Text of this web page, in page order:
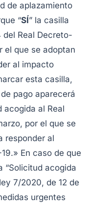
de aplazamiento
“SÍ” la casilla
del Real Decreto-
el que se adoptan
al impacto
esta casilla,
pago aparecerá
acogida al Real
por el que se
responder al
» En caso de que
“Solicitud acogida
7/2020, de 12 de
urgentes